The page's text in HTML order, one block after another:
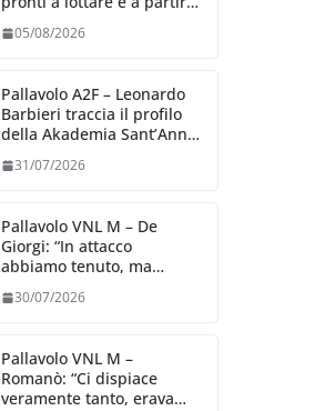
giorno”
05/08/2026
Pallavolo A2F – Leonardo
Barbieri traccia il profilo
della Akademia Sant’Anna
31/07/2026
Pallavolo VNL M – De
Giorgi: “In attacco
abbiamo tenuto, ma
dalla prestazione in
30/07/2026
Pallavolo VNL M –
Romanò: “Ci dispiace
veramente tanto, eravamo